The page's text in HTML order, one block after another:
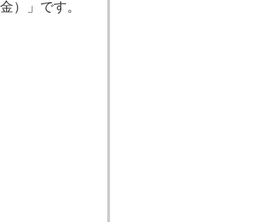
）」です。